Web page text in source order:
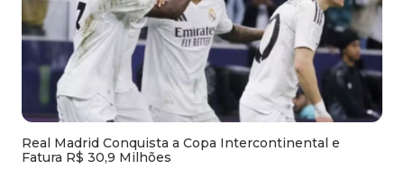
Real Madrid Conquista a Copa Intercontinental e
Fatura R$ 30,9 Milhões